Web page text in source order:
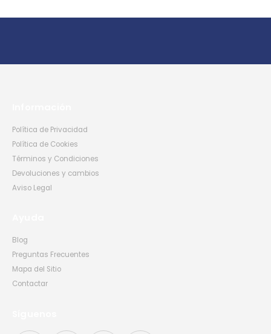
Política de Privacidad
Política de Cookies
Términos y Condiciones
Devoluciones y cambios
Aviso Legal
Blog
Preguntas Frecuentes
Mapa del Sitio
Contactar